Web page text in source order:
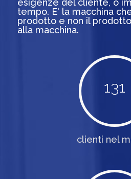
esigenze del cliente, o
tempo. E' la macchina
prodotto e non il
alla macchina.
131
clienti nel